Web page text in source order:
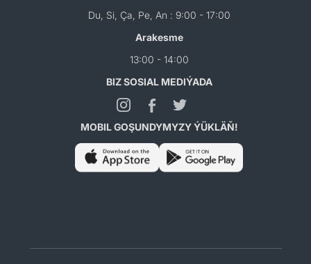
Du, Si, Ça, Pe, An : 9:00 - 17:00
Arakesme
13:00 - 14:00
BIZ SOSIAL MEDIÝADA
MOBIL GOŞUNDYMYZY ÝÜKLÄŇ!